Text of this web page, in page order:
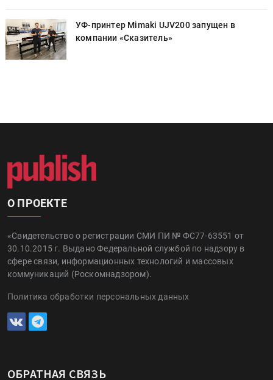
УФ-принтер Mimaki UJV200 запущен в
компании «Сказитель»
О ПРОЕКТЕ
«Свидетельство о регистрации СМИ ПИ № ФС77-63551 от
30.10.2015 г. Выдано Федеральной службой по надзору в
сфере связи, информационных технологий и массовых
коммуникаций (Роскомнадзором).
Политика обработки персональных данных
ОБРАТНАЯ СВЯЗЬ